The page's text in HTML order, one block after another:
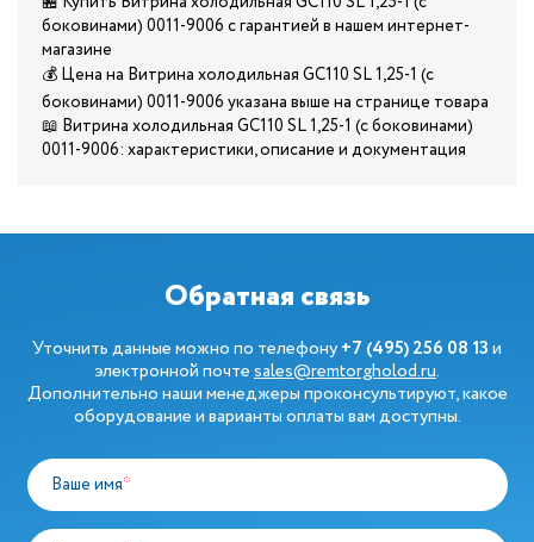
боковинами) 0011-9006 с гарантией в нашем интернет-
магазине
💰 Цена на Витрина холодильная GC110 SL 1,25-1 (с
боковинами) 0011-9006 указана выше на странице товара
📖 Витрина холодильная GC110 SL 1,25-1 (с боковинами)
0011-9006: характеристики, описание и документация
Обратная связь
Уточнить данные можно по телефону+7 (495) 256 08 13и
электронной почтеsales@remtorgholod.ru.
Дополнительно наши менеджеры проконсультируют, какое
оборудование и варианты оплаты вам доступны.
Ваше имя*